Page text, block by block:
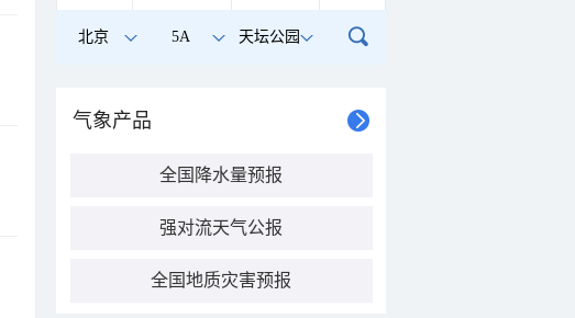
北京 5A 天坛公园
气象产品
全国降水量预报
强对流天气公报
全国地质灾害预报